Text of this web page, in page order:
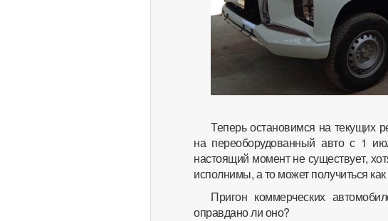
Теперь остановимся на текущих
на переоборудованный авто с 1
настоящий момент не существует,
исполнимы, а то может получиться
Пригон коммерческих
оправдано ли оно?